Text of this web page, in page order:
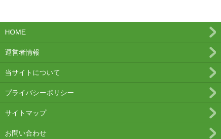
HOME
運営者情報
当サイトについて
プライバシーポリシー
サイトマップ
お問い合わせ